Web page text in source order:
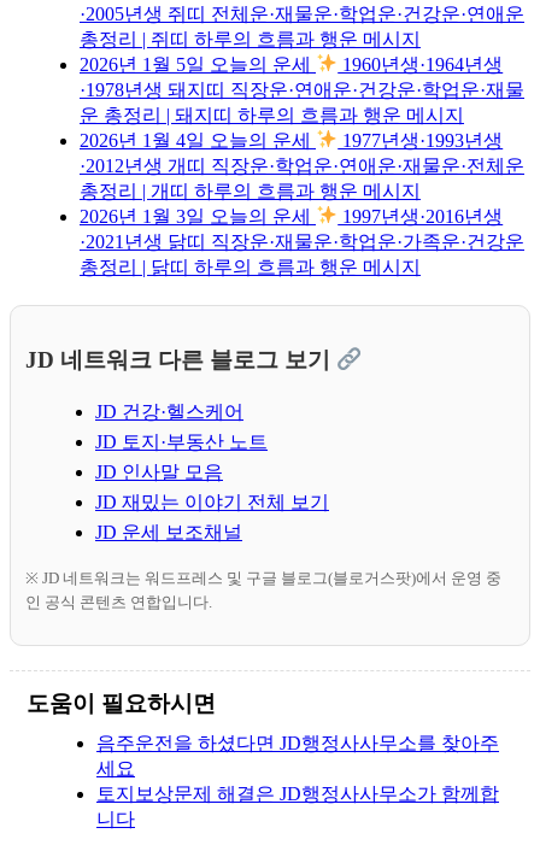
·2005년생 쥐띠 전체운·재물운·학업운·건강운·연애운
총정리 | 쥐띠 하루의 흐름과 행운 메시지
2026년 1월 5일 오늘의 운세
1960년생·1964년생
·1978년생 돼지띠 직장운·연애운·건강운·학업운·재물
운 총정리 | 돼지띠 하루의 흐름과 행운 메시지
2026년 1월 4일 오늘의 운세
1977년생·1993년생
·2012년생 개띠 직장운·학업운·연애운·재물운·전체운
총정리 | 개띠 하루의 흐름과 행운 메시지
2026년 1월 3일 오늘의 운세
1997년생·2016년생
·2021년생 닭띠 직장운·재물운·학업운·가족운·건강운
총정리 | 닭띠 하루의 흐름과 행운 메시지
JD 네트워크 다른 블로그 보기
JD 건강·헬스케어
JD 토지·부동산 노트
JD 인사말 모음
JD 재밌는 이야기 전체 보기
JD 운세 보조채널
※ JD 네트워크는 워드프레스 및 구글 블로그(블로거스팟)에서 운영 중
인 공식 콘텐츠 연합입니다.
도움이 필요하시면
음주운전을 하셨다면 JD행정사사무소를 찾아주
세요
토지보상문제 해결은 JD행정사사무소가 함께합
니다